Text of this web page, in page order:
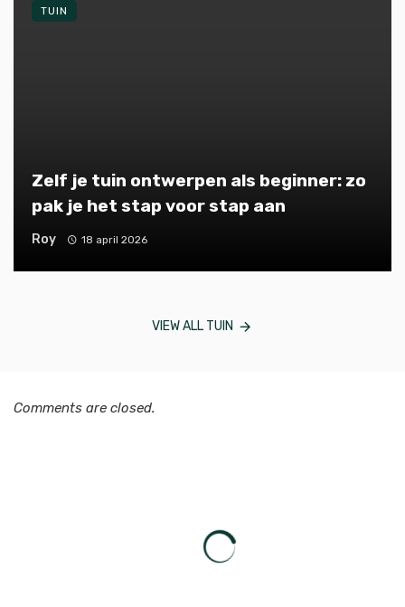
Zelf je tuin ontwerpen als beginner: zo
pak je het stap voor stap aan
Roy 18 april 2026
TUIN
VIEW ALL TUIN
Comments are closed.